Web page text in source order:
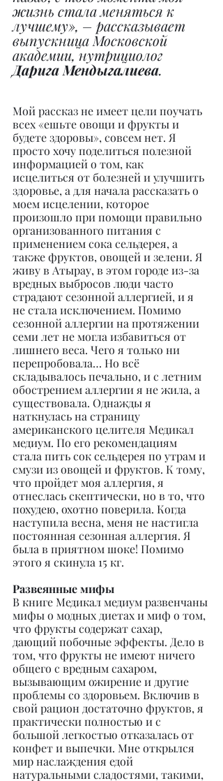
жизнь стала меняться к
лучшему», – рассказывает
выпускница Московской
академии, нутрициолог
Дарига Мендыгалиева.
Мой рассказ не имеет цели поучать
всех «ешьте овощи и фрукты и
будете здоровы», совсем нет. Я
просто хочу поделиться полезной
информацией о том, как
исцелиться от болезней и улучшить
здоровье, а для начала рассказать о
моем исцелении, которое
произошло при помощи правильно
организованного питания с
применением сока сельдерея, а
также фруктов, овощей и зелени. Я
живу в Атырау, в этом городе из-за
вредных выбросов люди часто
страдают сезонной аллергией, и я
не стала исключением. Помимо
сезонной аллергии на протяжении
семи лет не могла избавиться от
лишнего веса. Чего я только ни
перепробовала… Но всё
складывалось печально, и с летним
обострением аллергии я не жила, а
существовала. Однажды я
наткнулась на страницу
американского целителя Медикал
медиум. По его рекомендациям
стала пить сок сельдерея по утрам и
смузи из овощей и фруктов. К тому,
что пройдет моя аллергия, я
отнеслась скептически, но в то, что
похудею, охотно поверила. Когда
наступила весна, меня не настигла
постоянная сезонная аллергия. Я
была в приятном шоке! Помимо
этого я скинула 15 кг.
Развеянные мифы
В книге Медикал медиум развенчаны
мифы о модных диетах и миф о том,
что фрукты содержат сахар,
дающий побочные эффекты. Дело в
том, что фрукты не имеют ничего
общего с вредным сахаром,
вызывающим ожирение и другие
проблемы со здоровьем. Включив в
свой рацион достаточно фруктов, я
практически полностью и с
большой легкостью отказалась от
конфет и выпечки. Мне открылся
мир наслаждения едой
натуральными сладостями, такими,